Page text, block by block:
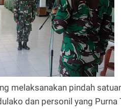
melaksanakan pindah
dan personil yang Purna